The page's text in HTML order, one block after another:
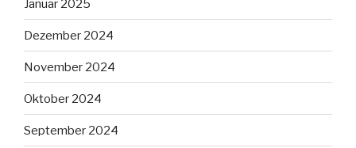
Januar 2025
Dezember 2024
November 2024
Oktober 2024
September 2024